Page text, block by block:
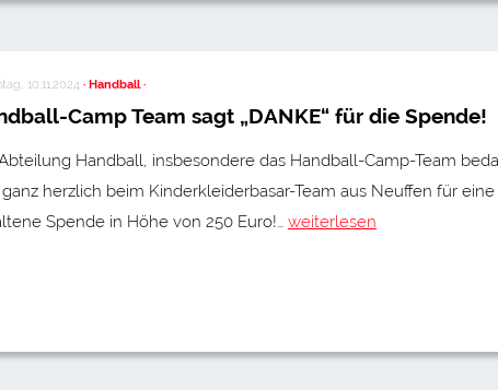
10.11.2024 · Handball ·
Camp Team sagt „DANKE“ für die Spende!
Handball, insbesondere das Handball-Camp-Team
herzlich beim Kinderkleiderbasar-Team aus Neuffen für eine
Spende in Höhe von 250 Euro!… weiterlesen